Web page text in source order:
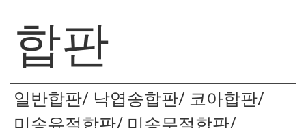
합판
일반합판/ 낙엽송합판/ 코아합판/